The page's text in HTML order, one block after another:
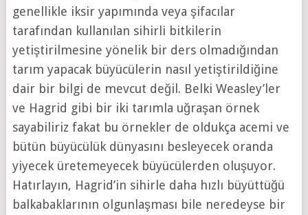
genellikle iksir yapımında veya şifacılar
tarafından kullanılan sihirli bitkilerin
yetiştirilmesine yönelik bir ders olmadığından
tarım yapacak büyücülerin nasıl yetiştirildiğine
dair bir bilgi de mevcut değil. Belki Weasley’ler
ve Hagrid gibi bir iki tarımla uğraşan örnek
sayabiliriz fakat bu örnekler de oldukça acemi ve
bütün büyücülük dünyasını besleyecek oranda
yiyecek üretemeyecek büyücülerden oluşuyor.
Hatırlayın, Hagrid’in sihirle daha hızlı büyüttüğü
balkabaklarının olgunlaşması bile neredeyse bir